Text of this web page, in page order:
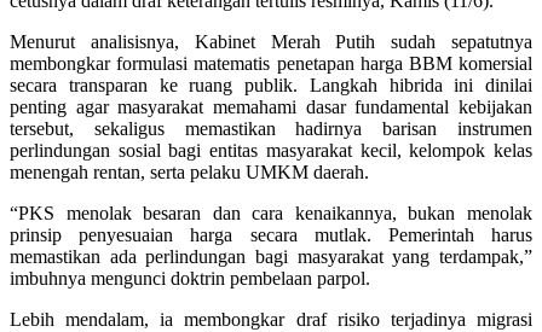
Menurut analisisnya, Kabinet Merah Putih sudah sepatutnya
membongkar formulasi matematis penetapan harga BBM komersial
secara transparan ke ruang publik. Langkah hibrida ini dinilai
penting agar masyarakat memahami dasar fundamental kebijakan
tersebut, sekaligus memastikan hadirnya barisan instrumen
perlindungan sosial bagi entitas masyarakat kecil, kelompok kelas
menengah rentan, serta pelaku UMKM daerah.
“PKS menolak besaran dan cara kenaikannya, bukan menolak
prinsip penyesuaian harga secara mutlak. Pemerintah harus
memastikan ada perlindungan bagi masyarakat yang terdampak,”
imbuhnya mengunci doktrin pembelaan parpol.
Lebih mendalam, ia membongkar draf risiko terjadinya migrasi